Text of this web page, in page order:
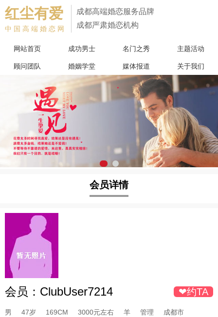
红尘有爱
中国高端婚恋网
成都高端婚恋服务品牌
成都严肃婚恋机构
网站首页 成功男士 名门之秀 主题活动
顾问团队 婚姻学堂 媒体报道 关于我们
会员详情
会员： ClubUser7214 ❤约TA
男 47岁 169CM 3000元左右 羊 管理 成都市